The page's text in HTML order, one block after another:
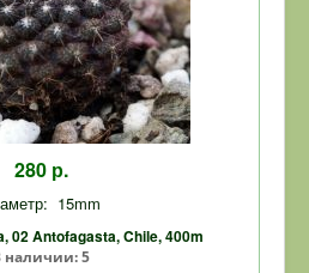
280 р.
15mm
02 Antofagasta, Chile, 400m
наличии:5